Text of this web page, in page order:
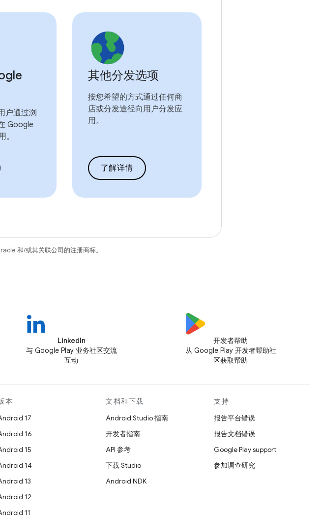
户通过浏
Google
。
其他分发选项
按您希望的方式通过任何商
店或分发途径向用户分发应
用。
了解详情
和/或其关联公司的注册商标。
LinkedIn
与 Google Play 业务社区交流
互动
开发者帮助
从 Google Play 开发者帮助社
区获取帮助
本
17
16
15
14
13
12
11
文档和下载
Android Studio 指南
开发者指南
API 参考
下载 Studio
Android NDK
支持
报告平台错误
报告文档错误
Google Play support
参加调查研究